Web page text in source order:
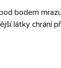
bodem
látky chrání